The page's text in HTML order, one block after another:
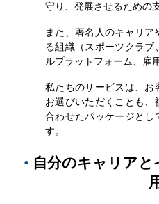
守り、発展させるための
また、著名人のキャリ
る組織（スポーツクラブ
ルプラットフォーム、雇
私たちのサービスは、お
お選びいただくことも
合わせたパッケージとし
す。
• 自分のキャリア